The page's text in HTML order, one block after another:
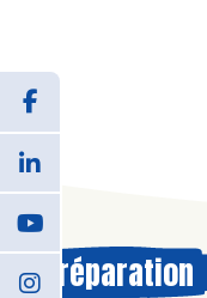
Préparation